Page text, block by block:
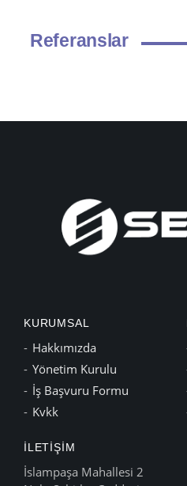
Referanslar
KURUMSAL
Hakkımızda
Yönetim Kurulu
İş Başvuru Formu
Kvkk
İLETIŞIM
İslampaşa Mahallesi 2